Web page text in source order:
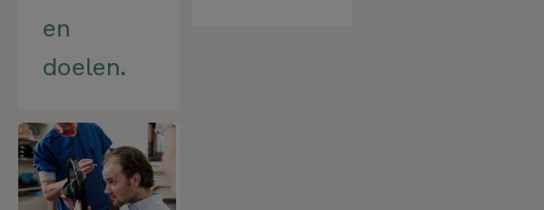
en
doelen.